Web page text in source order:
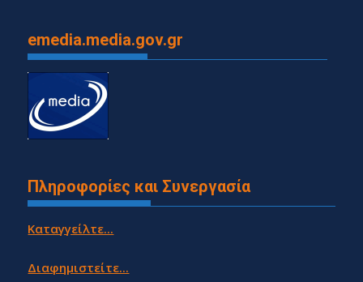
emedia.media.gov.gr
Πληροφορίες και Συνεργασία
Καταγγείλτε...
Διαφημιστείτε...